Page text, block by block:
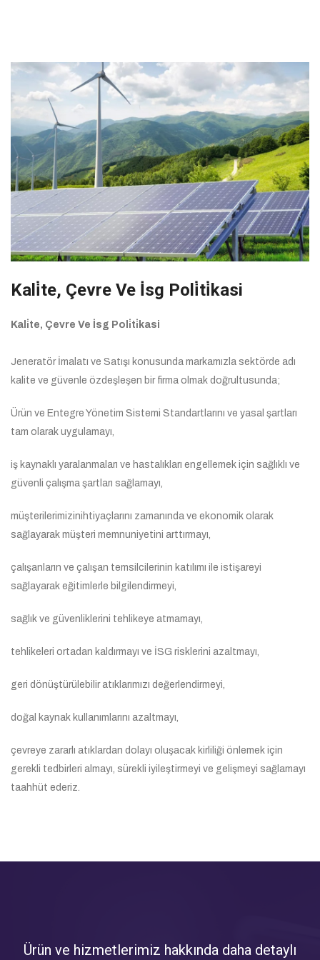
Kali̇te, Çevre Ve İsg Poli̇ti̇kasi
Kali̇te, Çevre Ve İsg Poli̇ti̇kasi
Jeneratör İmalatı ve Satışı konusunda markamızla sektörde adı
kalite ve güvenle özdeşleşen bir firma olmak doğrultusunda;
Ürün ve Entegre Yönetim Sistemi Standartlarını ve yasal şartları
tam olarak uygulamayı,
iş kaynaklı yaralanmaları ve hastalıkları engellemek için sağlıklı ve
güvenli çalışma şartları sağlamayı,
müşterilerimizinihtiyaçlarını zamanında ve ekonomik olarak
sağlayarak müşteri memnuniyetini arttırmayı,
çalışanların ve çalışan temsilcilerinin katılımı ile istişareyi
sağlayarak eğitimlerle bilgilendirmeyi,
sağlık ve güvenliklerini tehlikeye atmamayı,
tehlikeleri ortadan kaldırmayı ve İSG risklerini azaltmayı,
geri dönüştürülebilir atıklarımızı değerlendirmeyi,
doğal kaynak kullanımlarını azaltmayı,
çevreye zararlı atıklardan dolayı oluşacak kirliliği önlemek için
gerekli tedbirleri almayı, sürekli iyileştirmeyi ve gelişmeyi sağlamayı
taahhüt ederiz.
Ürün ve hizmetlerimiz hakkında daha detaylı